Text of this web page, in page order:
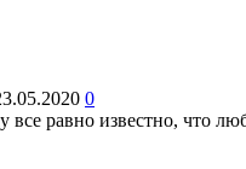
0
все равно известно, что